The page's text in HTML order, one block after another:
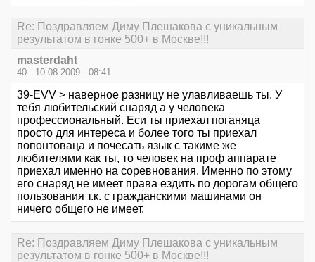
Re: Поздравляем Диму Плешакова с уникальным
результатом в гонке 500+ в Москве!!!
masterdaht
40 - 10.08.2009 - 08:41
39-EVV > наверное разницу не улавливаешь ты. У
тебя любительский снаряд а у человека
профессиональный. Еси ты приехал поганяца
просто для интереса и более того ты приехал
попонтоваца и почесать язык с такиме же
любителями как ты, то человек на проф аппарате
приехал именно на соревнования. Именно по этому
его снаряд не имеет права ездить по дорогам общего
пользования т.к. с гражданскими машинами он
ничего общего не имеет.
Re: Поздравляем Диму Плешакова с уникальным
результатом в гонке 500+ в Москве!!!